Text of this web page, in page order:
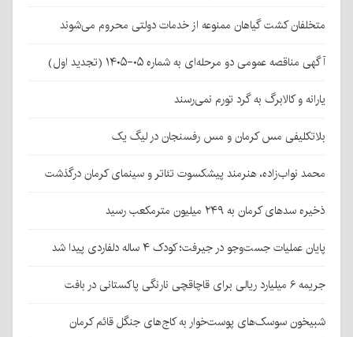
متخلفان کشت گیاهان ممنوعه از خدمات دولتی محروم می‌شوند
آگهی مناقصه عمومی دو مرحله‌ای به شماره ۰۵-۱۴۰۵ (تجدید اول)
یارانه و کالابرگ به گرد تورم نمی‌رسند
بلاتکلیفی مس کرمان و مس رفسنجان در لیگ یک
محمد نواب‌زاده، هنرمند پیشکسوت تئاتر و سینمای کرمان درگذشت
ذخیره سدهای کرمان به ۲۴۹ میلیون مترمکعب رسید
پایان عملیات جست‌وجو در جیرفت؛ کودک ۴ ساله دلفاردی پیدا شد
جریمه ۶ میلیارد ریالی برای قاچاقچی نارنگی پاکستانی در بافت
شبیخون سوسک‌های پوست‌خوار به کاج‌های جنگل قائم کرمان